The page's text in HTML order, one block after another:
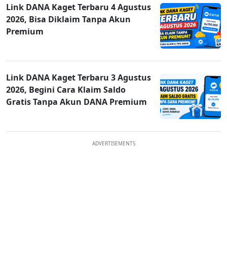
Link DANA Kaget Terbaru 4 Agustus
2026, Bisa Diklaim Tanpa Akun
Premium
Link DANA Kaget Terbaru 3 Agustus
2026, Begini Cara Klaim Saldo
Gratis Tanpa Akun DANA Premium
ADVERTISEMENTS